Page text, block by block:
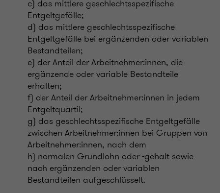
c) das mittlere geschlechtsspezifische
Entgeltgefälle;
d) das mittlere geschlechtsspezifische
Entgeltgefälle bei ergänzenden oder variablen
Bestandteilen;
e) der Anteil der Arbeitnehmer:innen, die
ergänzende oder variable Bestandteile
erhalten;
f) der Anteil der Arbeitnehmer:innen in jedem
Entgeltquartil;
g) das geschlechtsspezifische Entgeltgefälle
zwischen Arbeitnehmer:innen bei Gruppen von
Arbeitnehmer:innen, nach dem
h) normalen Grundlohn oder -gehalt sowie
nach ergänzenden oder variablen
Bestandteilen aufgeschlüsselt.